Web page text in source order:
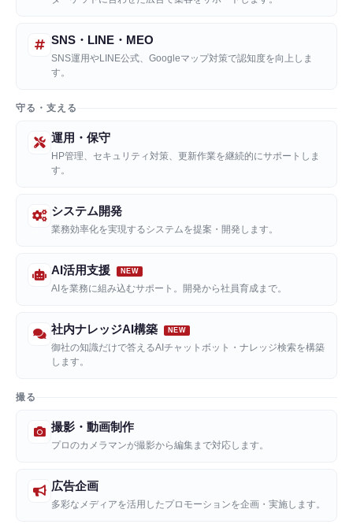
SNS・LINE・MEO
SNS運用やLINE公式、Googleマップ対策で認知度を向上しま
す。
守る・支える
運用・保守
HP管理、セキュリティ対策、更新作業を継続的にサポートしま
す。
システム開発
業務効率化を実現するシステムを提案・開発します。
AI活用支援
AIを業務に組み込むサポート。開発から社員育成まで。
社内ナレッジAI構築
御社の知識だけで答えるAIチャットボット・ナレッジ検索を構築
します。
撮る
撮影・動画制作
プロのカメラマンが撮影から編集まで対応します。
広告企画
多彩なメディアを活用したプロモーションを企画・実施します。